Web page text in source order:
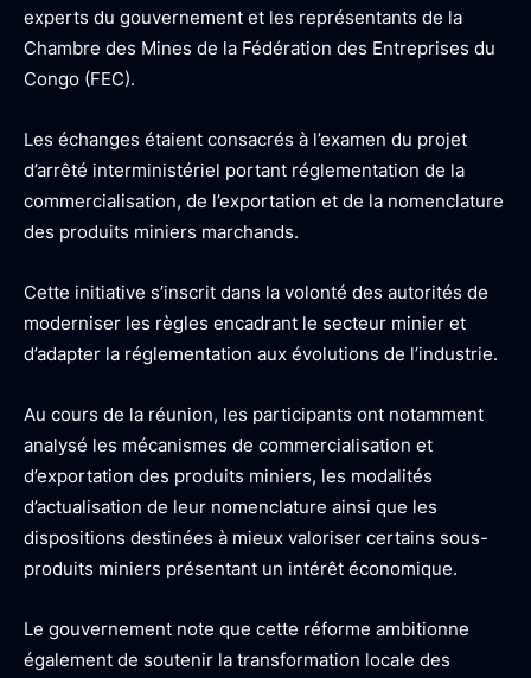
experts du gouvernement et les représentants de la
Chambre des Mines de la Fédération des Entreprises du
Congo (FEC).
Les échanges étaient consacrés à l’examen du projet
d’arrêté interministériel portant réglementation de la
commercialisation, de l’exportation et de la nomenclature
des produits miniers marchands.
Cette initiative s’inscrit dans la volonté des autorités de
moderniser les règles encadrant le secteur minier et
d’adapter la réglementation aux évolutions de l’industrie.
Au cours de la réunion, les participants ont notamment
analysé les mécanismes de commercialisation et
d’exportation des produits miniers, les modalités
d’actualisation de leur nomenclature ainsi que les
dispositions destinées à mieux valoriser certains sous-
produits miniers présentant un intérêt économique.
Le gouvernement note que cette réforme ambitionne
également de soutenir la transformation locale des